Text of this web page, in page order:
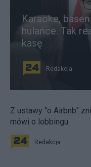
Karaoke,
hulańce. Tak
kasę
Redakcja
Z ustawy "o Airbnb"
mówi o lobbingu
Redakcja